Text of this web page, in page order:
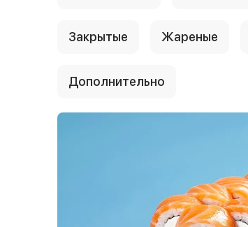
Закрытые Жареные
Дополнительно